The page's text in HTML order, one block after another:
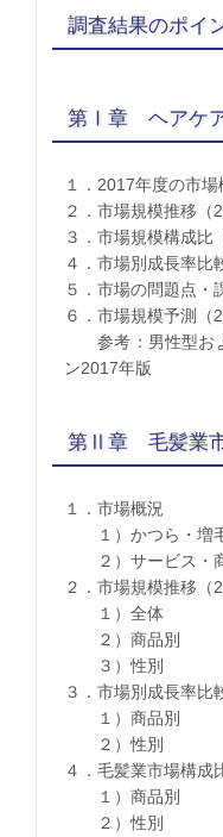
調査結果のポイ
第Ⅰ章 ヘアケ
１．2017年度の市場
２．市場規模推移（
３．市場規模構成比
４．市場別成長率比
５．市場の問題点・
６．市場規模予測（
参考：男性型およ
ン2017年版
第Ⅱ章 毛髪業
１．市場概況
１）かつら・増
２）サービス・
２．市場規模推移（
１）全体
２）商品別
３）性別
３．市場別成長率比
１）商品別
２）性別
４．毛髪業市場構成
１）商品別
２）性別